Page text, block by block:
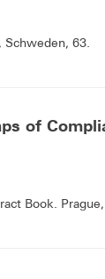
Schweden, 63.
of
Book.